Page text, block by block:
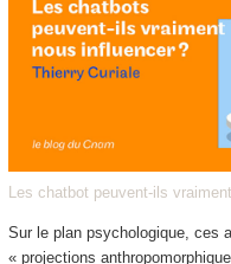
Les chatbot peuvent-ils
Sur le plan psychologique, ces
« projections